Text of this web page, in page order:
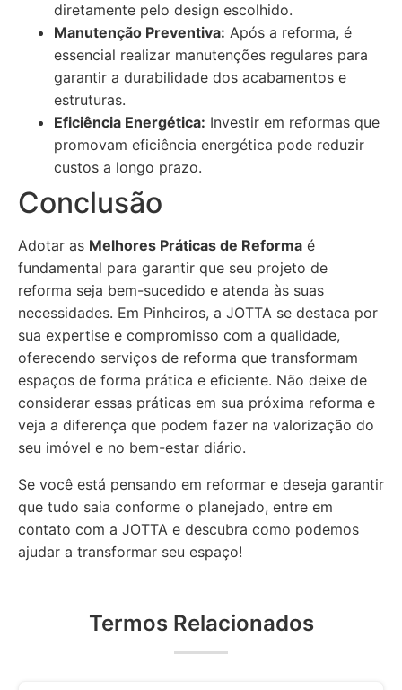
diretamente pelo design escolhido.
Manutenção Preventiva: Após a reforma, é
essencial realizar manutenções regulares para
garantir a durabilidade dos acabamentos e
estruturas.
Eficiência Energética: Investir em reformas que
promovam eficiência energética pode reduzir
custos a longo prazo.
Conclusão
Adotar as Melhores Práticas de Reforma é
fundamental para garantir que seu projeto de
reforma seja bem-sucedido e atenda às suas
necessidades. Em Pinheiros, a JOTTA se destaca por
sua expertise e compromisso com a qualidade,
oferecendo serviços de reforma que transformam
espaços de forma prática e eficiente. Não deixe de
considerar essas práticas em sua próxima reforma e
veja a diferença que podem fazer na valorização do
seu imóvel e no bem-estar diário.
Se você está pensando em reformar e deseja garantir
que tudo saia conforme o planejado, entre em
contato com a JOTTA e descubra como podemos
ajudar a transformar seu espaço!
Termos Relacionados